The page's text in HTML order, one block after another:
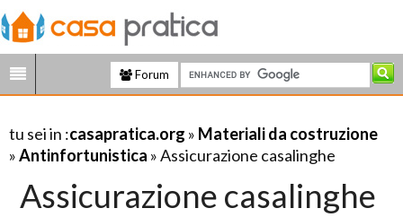
Forum
tu sei in :casapratica.org » Materiali da costruzione
»Antinfortunistica » Assicurazione casalinghe
Assicurazione casalinghe